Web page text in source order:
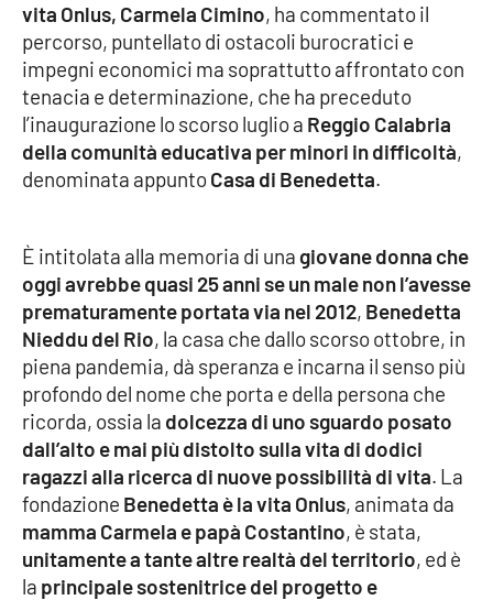
Politica
Sanità
Società
RUBRICHE
Good Morning Vietnam
Parchi Marini Calabria
Leggendo Alvaro insieme
Imprese Di Calabria
Le perfidie di Antonella Grippo
vita Onlus, Carmela Cimino, ha commentato il
percorso, puntellato di ostacoli burocratici e
impegni economici ma soprattutto affrontato con
tenacia e determinazione, che ha preceduto
l’inaugurazione lo scorso luglio a Reggio Calabria
della comunità educativa per minori in difficoltà,
denominata appuntoCasa di Benedetta.
È intitolata alla memoria di una giovane donna che
oggi avrebbe quasi 25 anni se un male non l’avesse
prematuramente portata via nel 2012, Benedetta
Nieddu del Rio, la casa che dallo scorso ottobre, in
piena pandemia, dà speranza e incarna il senso più
profondo del nome che porta e della persona che
ricorda, ossia la dolcezza di uno sguardo posato
dall’alto e mai più distolto sulla vita di dodici
ragazzi alla ricerca di nuove possibilità di vita. La
fondazione Benedetta è la vita Onlus, animata da
mamma Carmela e papà Costantino, è stata,
unitamente a tante altre realtà del territorio, ed è
la principale sostenitrice del progetto e